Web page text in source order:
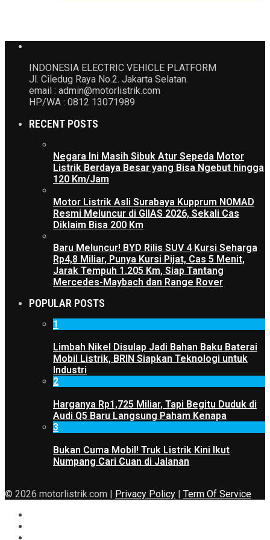
INDONESIA ELECTRIC VEHICLE PLATFORM
Jl. Ciledug Raya No.2. Jakarta Selatan.
email : admin@motorlistrik.com
HP/WA : 0812 13071989
RECENT POSTS
Negara Ini Masih Sibuk Atur Sepeda Motor
Listrik Berdaya Besar yang Bisa Ngebut hingga
120 Km/Jam
Motor Listrik Asli Surabaya Kupprum NOMAD
Resmi Meluncur di GIIAS 2026, Sekali Cas
Diklaim Bisa 200 Km
Baru Meluncur! BYD Rilis SUV 4 Kursi Seharga
Rp4,8 Miliar, Punya Kursi Pijat, Cas 5 Menit,
Jarak Tempuh 1.205 Km, Siap Tantang
Mercedes-Maybach dan Range Rover
POPULAR POSTS
1
Limbah Nikel Disulap Jadi Bahan Baku Baterai
Mobil Listrik, BRIN Siapkan Teknologi untuk
Industri
2
Harganya Rp1,725 Miliar, Tapi Begitu Duduk di
Audi Q5 Baru Langsung Paham Kenapa
3
Bukan Cuma Mobil! Truk Listrik Kini Ikut
Numpang Cari Cuan di Jalanan
© 2026 motorlistrik.com | Privacy Policy Term Of Service